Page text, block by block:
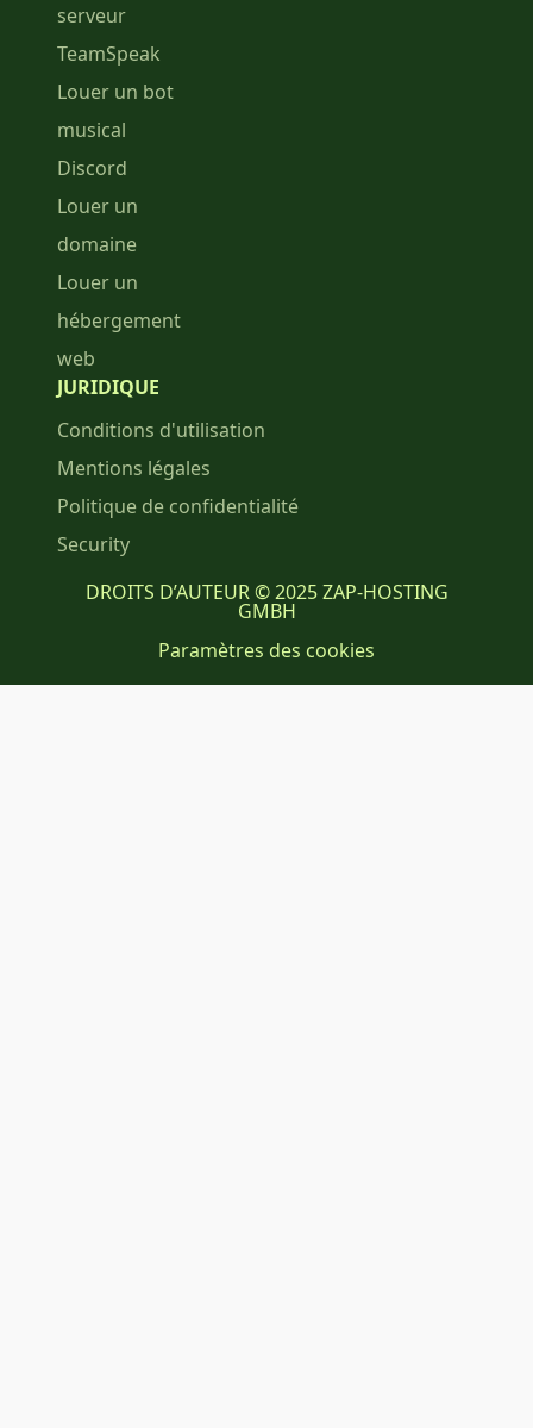
serveur
TeamSpeak
Louer un bot
musical
Discord
Louer un
domaine
Louer un
hébergement
web
JURIDIQUE
Conditions d'utilisation
Mentions légales
Politique de confidentialité
Security
DROITS D’AUTEUR © 2025 ZAP-HOSTING
GMBH
Paramètres des cookies